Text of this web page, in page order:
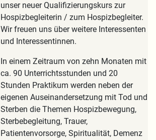
unser neuer Qualifizierungskurs zur
Hospizbegleiterin / zum Hospizbegleiter.
Wir freuen uns über weitere Interessenten
und Interessentinnen.
In einem Zeitraum von zehn Monaten mit
ca. 90 Unterrichtsstunden und 20
Stunden Praktikum werden neben der
eigenen Auseinandersetzung mit Tod und
Sterben die Themen Hospizbewegung,
Sterbebegleitung, Trauer,
Patientenvorsorge, Spiritualität, Demenz